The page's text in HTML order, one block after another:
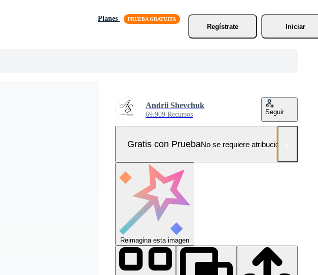
Planes
Regístrate
Iniciar
Andrii Shevchuk
69.909 Recursos Seguir
Gratis con PruebaNo se requiere atribución!
Reimagina esta imagen